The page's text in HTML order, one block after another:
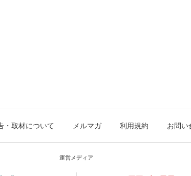
・取材について メルマガ 利用規約 お問い
運営メディア